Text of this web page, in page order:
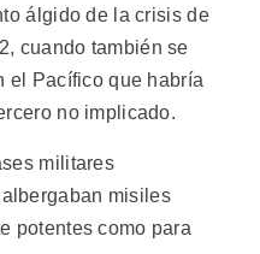
álgido de la crisis de
cuando también se
el Pacífico que habría
no implicado.
militares
misiles
potentes como para